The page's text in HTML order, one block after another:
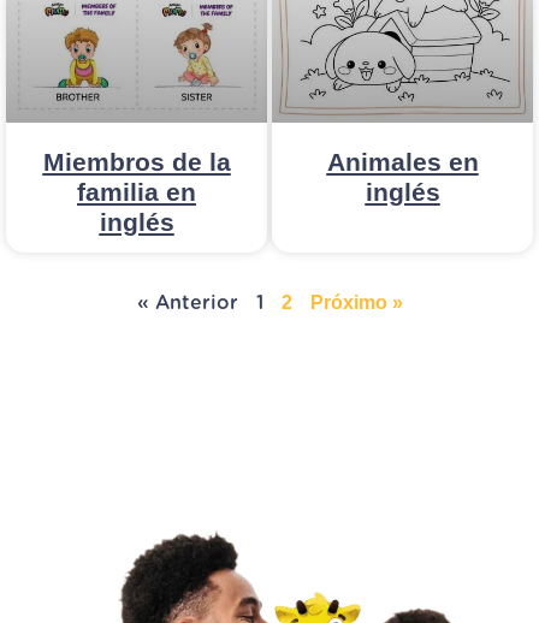
Miembros de la
familia en
inglés
Animales en
inglés
« Anterior 1 2 Próximo »